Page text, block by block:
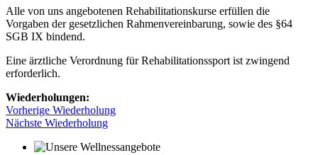
Alle von uns angebotenen Rehabilitationskurse erfüllen die
Vorgaben der gesetzlichen Rahmenvereinbarung, sowie des §64
SGB IX bindend.
Eine ärztliche Verordnung für Rehabilitationssport ist zwingend
erforderlich.
Wiederholungen:
Vorherige Wiederholung
Nächste Wiederholung